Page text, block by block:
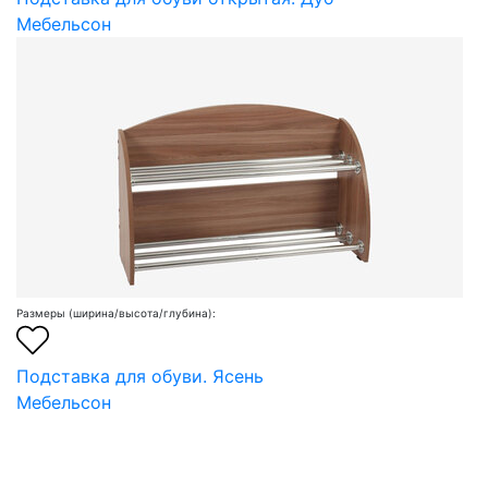
Мебельсон
Размеры (ширина/высота/глубина):
Подставка для обуви. Ясень
Мебельсон